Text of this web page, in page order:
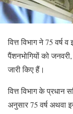
वित्त विभाग ने 75
पैंशनभोगियों को
जारी किए हैं।
वित्त विभाग के
अनुसार 75 वर्ष अथवा